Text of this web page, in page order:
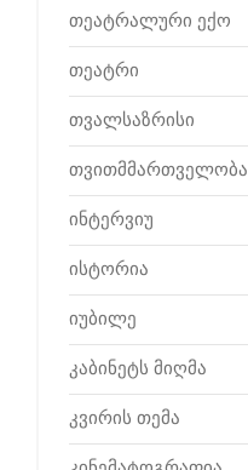
თეატრალური ექო
თეატრი
თვალსაზრისი
თვითმმართველობა
ინტერვიუ
ისტორია
იუბილე
კაბინეტს მიღმა
კვირის თემა